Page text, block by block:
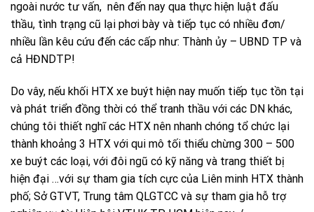
ngoài nước tư vấn, nên đến nay qua thực hiện luật đấu
thầu, tình trạng cũ lại phơi bày và tiếp tục có nhiều đơn/
nhiều lần kêu cứu đến các cấp như: Thành ủy – UBND TP và
cả HĐNDTP!
Do vây, nếu khối HTX xe buýt hiện nay muốn tiếp tục tồn tại
và phát triển đồng thời có thể tranh thầu với các DN khác,
chúng tôi thiết nghĩ các HTX nên nhanh chóng tổ chức lại
thành khoảng 3 HTX với qui mô tối thiểu chừng 300 – 500
xe buýt các loại, với đôi ngũ có kỹ năng và trang thiết bị
hiện đại …với sự tham gia tích cực của Liên minh HTX thành
phố; Sở GTVT, Trung tâm QLGTCC và sự tham gia hỗ trợ